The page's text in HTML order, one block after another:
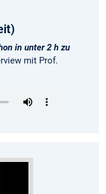
in unter 2 h zu
mit Prof.